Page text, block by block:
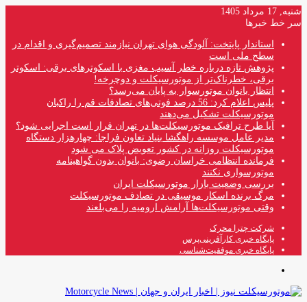
شنبه, 17 مرداد 1405
سر خط خبرها
استاندار پایتخت: آلودگی هوای تهران نیازمند تصمیم‌گیری و اقدام در
سطح ملی است
پژوهش تازه درباره خطر آسیب مغزی با اسکوترهای برقی: اسکوتر
برقی، خطرناک‌تر از موتورسیکلت و دوچرخه!
انتظار بانوان موتورسوار به پایان می‌رسد؟
پلیس اعلام کرد: 56 درصد فوتی‌های تصادفات قم را راکبان
موتورسیکلت تشکیل می‌دهند
آیا طرح ترافیک موتورسیکلت‌ها در تهران قرار است اجرایی شود؟
مدیر عامل موسسه راهگشا بنیاد تعاون فراجا: چهارهزار دستگاه
موتورسیکلت روزانه در کشور تعویض پلاک می شود
فرمانده انتظامی خراسان رضوی: بانوان بدون گواهینامه
موتورسواری نکنند
بررسی وضعیت بازار موتورسیکلت ایران
مرگ برنده اسکار موسیقی در تصادف موتورسیکلت
وقتی موتورسیکلت‌ها آرامش ارومیه را می‌بلعند
شرکت چترا محرک
پایگاه خبری کارآفرینی‌پرس
پایگاه خبری موفقیت‌شناسی